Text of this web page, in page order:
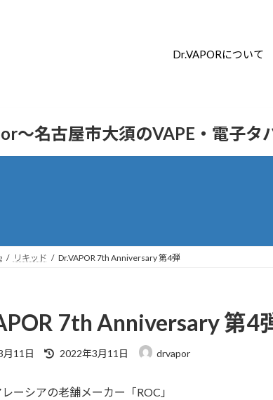
Dr.VAPORについて
〜名古屋市大須のVAPE・電子タ
リキッド Dr.VAPOR 7th Anniversary 第4弾
7th Anniversary 第4
月11日 2022年3月11日 drvapor
ーシアの老舗メーカー「ROC」